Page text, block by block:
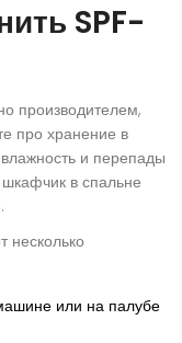
SPF-
производителем,
про хранение в
и перепады
в спальне
несколько
или на палубе